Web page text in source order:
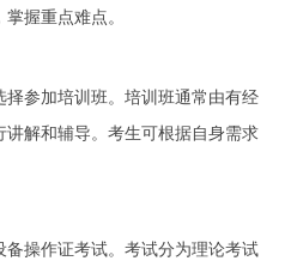
握重点难点。
参加培训班。培训班通常由有经
解和辅导。考生可根据自身需求
操作证考试。考试分为理论考试